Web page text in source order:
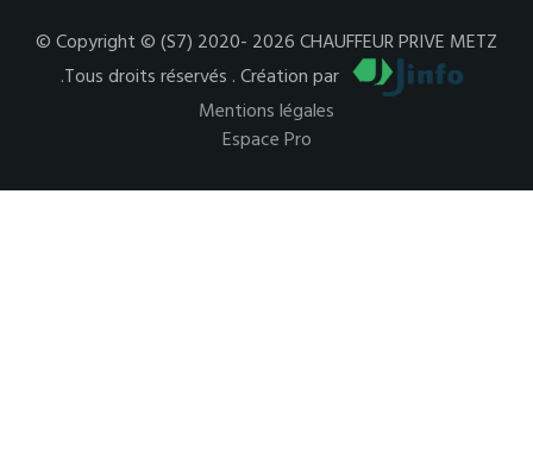
© Copyright © (S7) 2020- 2026 CHAUFFEUR PRIVE METZ
.Tous droits réservés . Création par
Mentions légales
Espace Pro